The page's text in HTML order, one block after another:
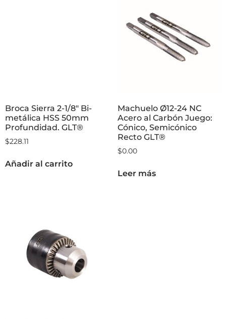
Broca Sierra 2-1/8″ Bi-
metálica HSS 50mm
Profundidad. GLT®
$228.11
Añadir al carrito
Machuelo Ø12-24 NC
Acero al Carbón Juego:
Cónico, Semicónico
Recto GLT®
$0.00
Leer más